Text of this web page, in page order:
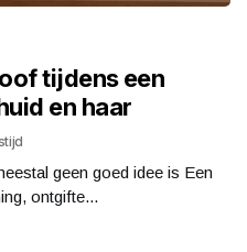
tijdens een
en haar
geen goed idee is Een
ontgifte...